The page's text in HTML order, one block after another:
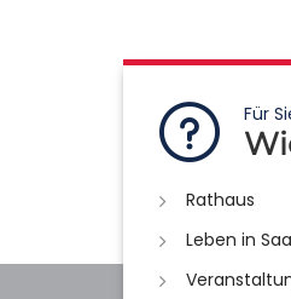
Für
Rathaus
Leben in